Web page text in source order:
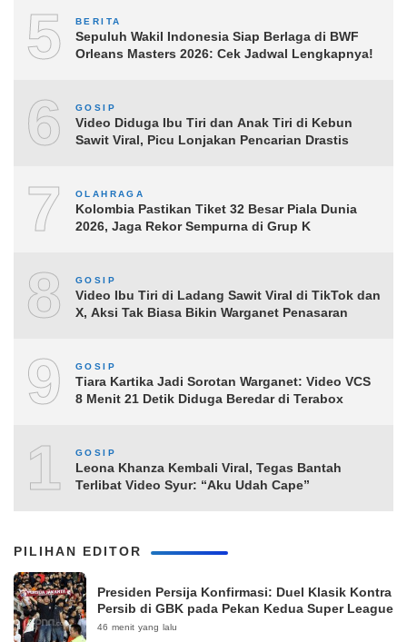
5 BERITA
Sepuluh Wakil Indonesia Siap Berlaga di BWF
Orleans Masters 2026: Cek Jadwal Lengkapnya!
6 GOSIP
Video Diduga Ibu Tiri dan Anak Tiri di Kebun
Sawit Viral, Picu Lonjakan Pencarian Drastis
7 OLAHRAGA
Kolombia Pastikan Tiket 32 Besar Piala Dunia
2026, Jaga Rekor Sempurna di Grup K
8 GOSIP
Video Ibu Tiri di Ladang Sawit Viral di TikTok dan
X, Aksi Tak Biasa Bikin Warganet Penasaran
9 GOSIP
Tiara Kartika Jadi Sorotan Warganet: Video VCS
8 Menit 21 Detik Diduga Beredar di Terabox
10
GOSIP
Leona Khanza Kembali Viral, Tegas Bantah
Terlibat Video Syur: “Aku Udah Cape”
PILIHAN EDITOR
Presiden Persija Konfirmasi: Duel Klasik Kontra
Persib di GBK pada Pekan Kedua Super League
46 menit yang lalu